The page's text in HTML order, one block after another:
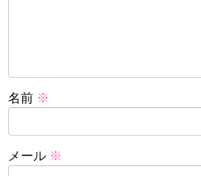
名前 ※
メール ※